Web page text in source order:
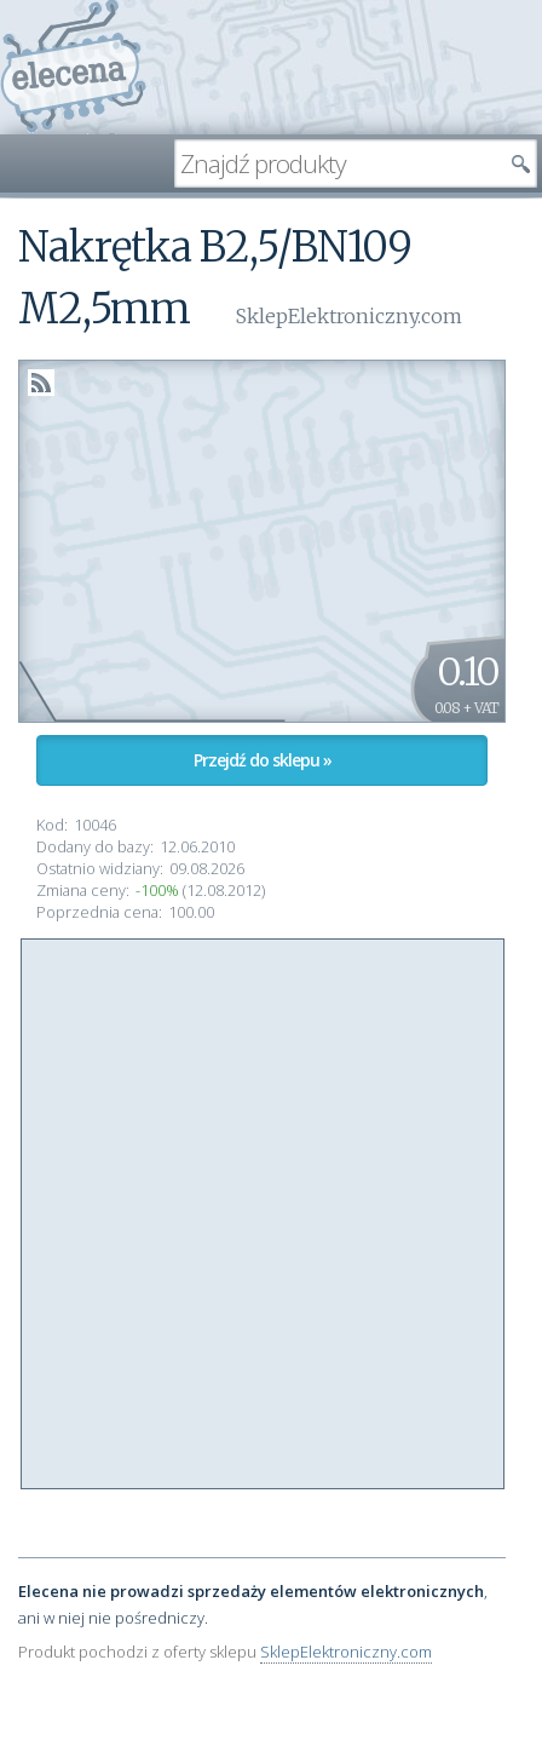
Nakrętka B2,5/BN109
M2,5mm
SklepElektroniczny.com
0.10
0.08 + VAT
Przejdź do sklepu »
Kod: 10046
Dodany do bazy: 12.06.2010
Ostatnio widziany: 09.08.2026
Zmiana ceny: -100% (12.08.2012)
Poprzednia cena: 100.00
Elecena nie prowadzi sprzedaży elementów elektronicznych
ani w niej nie pośredniczy.
Produkt pochodzi z oferty sklepu SklepElektroniczny.com